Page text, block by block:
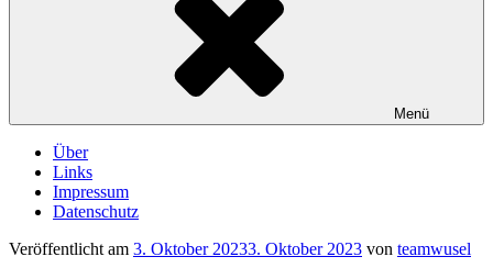
Menü
Über
Links
Impressum
Datenschutz
Veröffentlicht am 3. Oktober 20233. Oktober 2023 von teamwusel